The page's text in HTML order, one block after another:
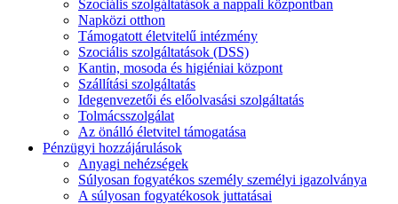
Szociális szolgáltatások a nappali központban
Napközi otthon
Támogatott életvitelű intézmény
Szociális szolgáltatások (DSS)
Kantin, mosoda és higiéniai központ
Szállítási szolgáltatás
Idegenvezetői és előolvasási szolgáltatás
Tolmácsszolgálat
Az önálló életvitel támogatása
Pénzügyi hozzájárulások
Anyagi nehézségek
Súlyosan fogyatékos személy személyi igazolványa
A súlyosan fogyatékosok juttatásai